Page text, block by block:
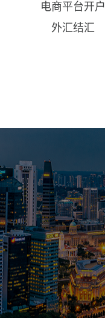
电商平台开户
外汇结汇